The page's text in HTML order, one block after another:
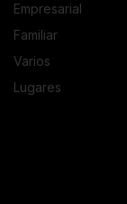
Empresarial
Familiar
Varios
Lugares